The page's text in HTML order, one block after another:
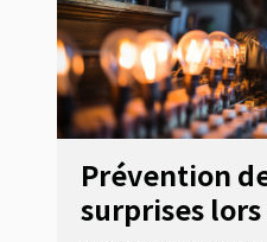
Prévention
surprises